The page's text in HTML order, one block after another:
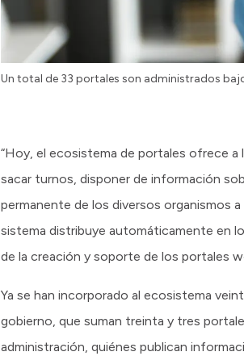
Un total de 33 portales son administrados
“Hoy, el ecosistema de portales ofrece a
sacar turnos, disponer de información
permanente de los diversos organismos
sistema distribuye automáticamente en
de la creación y soporte de los portales
Ya se han incorporado al ecosistema
gobierno, que suman treinta y tres
administración, quiénes publican